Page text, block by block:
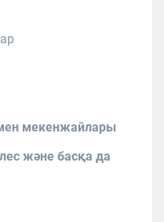
мекенжайлары
және басқа да